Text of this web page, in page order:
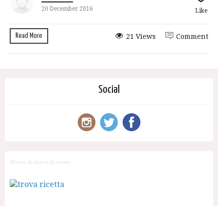
20 December 2016 Like
Read More Comment
21 Views
Social
Motore di ricerca di ricette